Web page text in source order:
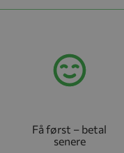
Få først – betal
senere